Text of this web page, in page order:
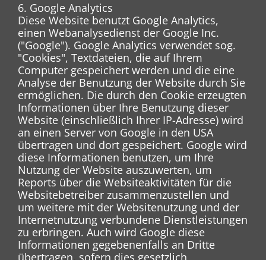
6. Google Analytics
Diese Website benutzt Google Analytics,
einen Webanalysedienst der Google Inc.
("Google"). Google Analytics verwendet sog.
"Cookies", Textdateien, die auf Ihrem
Computer gespeichert werden und die eine
Analyse der Benutzung der Website durch Sie
ermöglichen. Die durch den Cookie erzeugten
Informationen über Ihre Benutzung dieser
Website (einschließlich Ihrer IP-Adresse) wird
an einen Server von Google in den USA
übertragen und dort gespeichert. Google wird
diese Informationen benutzen, um Ihre
Nutzung der Website auszuwerten, um
Reports über die Websiteaktivitäten für die
Websitebetreiber zusammenzustellen und
um weitere mit der Websitenutzung und der
Internetnutzung verbundene Dienstleistungen
zu erbringen. Auch wird Google diese
Informationen gegebenenfalls an Dritte
übertragen, sofern dies gesetzlich